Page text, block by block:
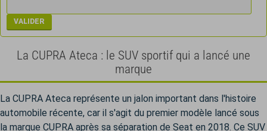
La CUPRA Ateca : le SUV sportif qui a lancé une
marque
La CUPRA Ateca représente un jalon important dans l'histoire
automobile récente, car il s'agit du premier modèle lancé sous
la marque CUPRA après sa séparation de Seat en 2018. Ce SUV